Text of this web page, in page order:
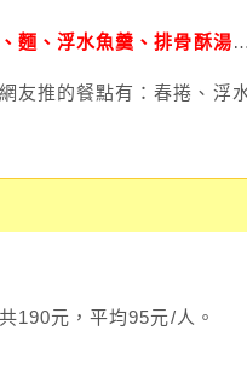
麵、浮水魚羹、排骨酥湯
友推的餐點有：春捲、浮
190元，平均95元/人。